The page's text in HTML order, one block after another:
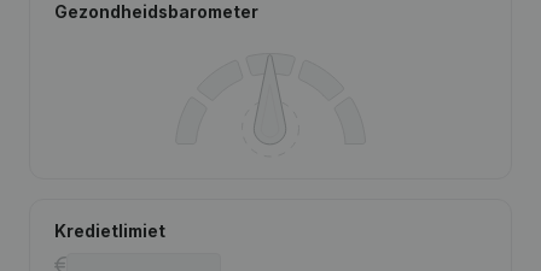
Gezondheidsbarometer
Kredietlimiet